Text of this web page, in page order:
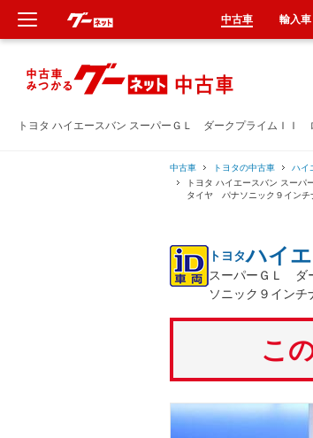
トヨタ ハイエースバン スーパーＧＬ ダークプライムＩＩ
中古車 トヨタの中古車 ハイ
トヨタ ハイエースバン スー
タイヤ パナソニック９イン
トヨタハイ
スーパーＧＬ ダ
ソニック９イン
こ
中古車 輸入車
新車
中古車